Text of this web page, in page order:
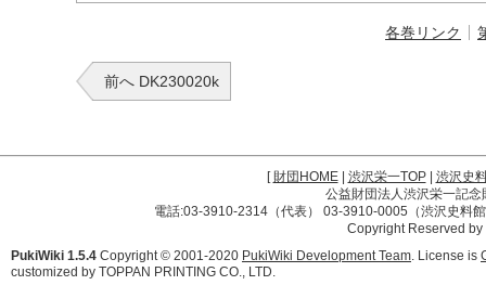
各巻リンク
前へ DK230020k
[財団HOME| 渋沢栄一TOP| 渋沢史
公益財団法人渋沢栄一記
電話:03-3910-2314（代表） 03-3910-0005（渋沢史料
Copyright Reserved
PukiWiki 1.5.4 Copyright © 2001-2020 PukiWiki Development Team. License is
customized by TOPPAN PRINTING CO., LTD.